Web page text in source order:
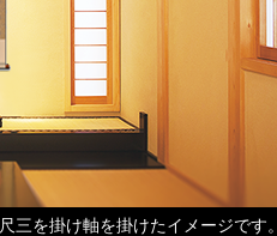
三を掛け軸を掛けたイメージです。